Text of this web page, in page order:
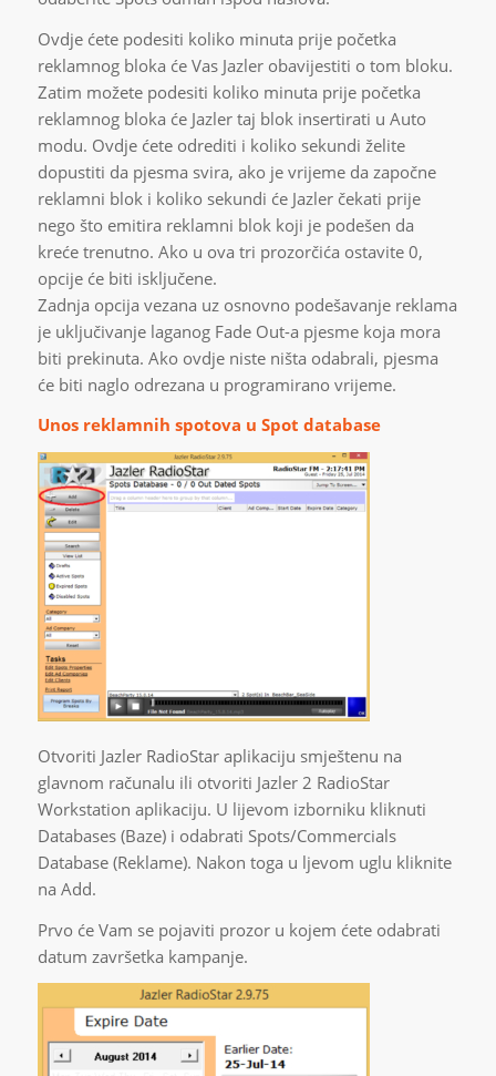
Ovdje ćete podesiti koliko minuta prije početka
reklamnog bloka će Vas Jazler obavijestiti o tom bloku.
Zatim možete podesiti koliko minuta prije početka
reklamnog bloka će Jazler taj blok insertirati u Auto
modu. Ovdje ćete odrediti i koliko sekundi želite
dopustiti da pjesma svira, ako je vrijeme da započne
reklamni blok i koliko sekundi će Jazler čekati prije
nego što emitira reklamni blok koji je podešen da
kreće trenutno. Ako u ova tri prozorčića ostavite 0,
opcije će biti isključene.
Zadnja opcija vezana uz osnovno podešavanje reklama
je uključivanje laganog Fade Out-a pjesme koja mora
biti prekinuta. Ako ovdje niste ništa odabrali, pjesma
će biti naglo odrezana u programirano vrijeme.
Unos reklamnih spotova u Spot database
Otvoriti Jazler RadioStar aplikaciju smještenu na
glavnom računalu ili otvoriti Jazler 2 RadioStar
Workstation aplikaciju. U lijevom izborniku kliknuti
Databases (Baze) i odabrati Spots/Commercials
Database (Reklame). Nakon toga u ljevom uglu kliknite
na Add.
Prvo će Vam se pojaviti prozor u kojem ćete odabrati
datum završetka kampanje.